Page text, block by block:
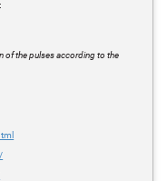
of the pulses according to the